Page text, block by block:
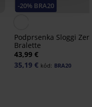
-20% BRA20
Podprsenka Sloggi
Bralette
43,99 €
35,19 € kód: BRA20